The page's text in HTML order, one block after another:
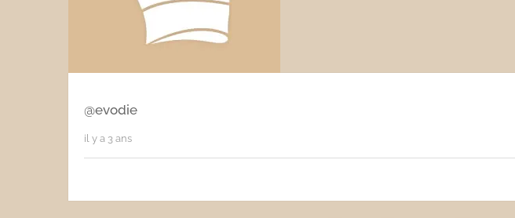
Boissons
@evodie
il y a 3 ans